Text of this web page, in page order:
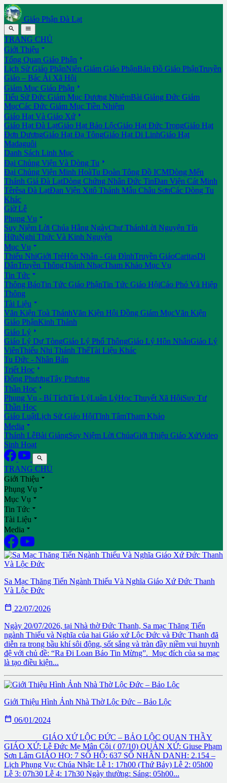
Giáo Phận Đà Lạt
 
TRANG CHỦ
Giới Thiệu 
Tổng Quan Giáo Phận 
Lịch Sử Giáo PhậnNiên Giám Giáo PhậnBản Đồ Giáo PhậnTruyền
Giáo – Bác Ái Xã Hội
Giám Mục Giáo Phận 
Tiểu Sử Đức Giám Mục Đương NhiệmBài Giảng Đức Giám
MụcCác Đức Giám Mục Tiền Nhiệm
Giáo Hạt Và Giáo Xứ 
Giáo Hạt Đà LạtGiáo Hạt Bảo LộcGiáo Hạt Đức TrọngGiáo Hạt
Đơn DươngGiáo Hạt Đạ TôngGiáo Hạt Di LinhGiáo Hạt
Madaguôi
Danh Sách Linh Mục
Đại Chủng Viện Và Dòng Tu 
Đại Chủng Viện Minh HoàTu Đoàn Tông Đồ ICMDòng Mến
Thánh Giá Đà LạtDòng Chứng Nhân Đức TinĐan Viện Cát Minh
Têrêsa Đà LạtĐan Viện Xitô Thánh Mẫu Châu SơnCác Dòng Tu
Khác
Giờ Lễ
Phụng Vụ 
Suy Niệm Lời Chúa Hằng NgàyChư ThánhLời Nguyện Tín
HữuNghi Thức Và Kinh Nguyện
Mục Vụ 
Thiếu NhiGiới TrẻHôn Nhân - Gia ĐìnhTruyền GiáoCaritasDi
DânTruyền ThôngThánh NhạcTham Khảo Mục Vụ
Tin Tức 
Thông BáoTin Tức Giáo PhậnTin Tức Giáo HộiCáo Phó Và Hiệp
Thông
Tài Liệu 
Văn Kiện Toà ThánhVăn Kiện Hội Đồng Giám MụcVăn Kiện
Giáo PhậnKinh Thánh
Giáo Lý 
Giáo Lý Dự TòngGiáo Lý Phổ ThôngGiáo Lý Hôn NhânGiáo Lý
ViênThiếu Nhi Thánh ThểTài Liệu Khác
Tu Đức - Nhân Bản
Triết Học 
Đông PhươngTây Phương
Thần Học 
Phụng Vụ - Bí TíchTín LýLuân LýHọc Thuyết Xã HộiSuy Tư
Thần Học
Giáo LuậtLịch Sử Giáo HộiTĩnh TâmTham Khảo
Media 
Thánh LễBài GiảngSuy Niệm Lời ChúaGiới Thiệu Giáo XứVideo
Sinh Hoạt

TRANG CHỦ
Giới Thiệu 
Phụng Vụ 
Mục Vụ 
Tin Tức 
Tài Liệu 
Media 
Sa Mạc Thăng Tiến Ngành Thiếu Và Nghĩa Giáo Xứ Đức Thanh
Và Lộc Đức
 22/07/2026
Ngày 20/07/2026, tại Nhà thờ Đức Thanh, Sa mạc Thăng Tiến
ngành Thiếu và Nghĩa của hai Giáo xứ Lộc Đức và Đức Thanh đã
diễn ra trong bầu khí sôi động, sốt sắng và tràn đầy niềm vui huynh
đệ với chủ đề: “Ra Đi Loan Báo Tin Mừng”. ​ Mục đích của sa mạc
là tạo điều kiện...
Giới Thiệu Hình Ảnh Nhà Thờ Lộc Đức – Bảo Lộc
 06/01/2024
GIÁO XỨ LỘC ĐỨC – BẢO LỘC QUAN THẦY
GIÁO XỨ: Lễ Đức Mẹ Mân Côi ( 07/10) QUẢN XỨ: Giuse Phạm
Sơn Lâm GIÁO HỌ: 7 SỐ HỘ: 637 SỐ NHÂN DANH: 2.154 –
Lịch Phụng Vụ: Chúa Nhật: Lễ 1: 17h00 (Thứ Bảy) Lễ 2: 05h00
Lễ 3: 07h30 Lễ 4: 17h30 Ngày thường: Sáng: 05h00...